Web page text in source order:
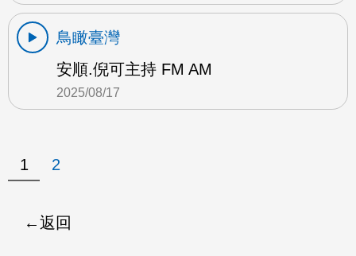
鳥瞰臺灣
安順.倪可主持 FM AM
2025/08/17
1 2
返回